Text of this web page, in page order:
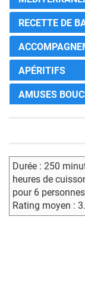
RECETTE DE
APÉRITIFS
AMUSES
Durée : 250
heures de
pour 6 personnes
Rating moyen :